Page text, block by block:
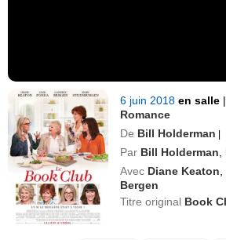
6 juin 2018en salle |
Romance
De Bill Holderman |
Par Bill Holderman
Avec Diane Keaton
Bergen
Titre original Book